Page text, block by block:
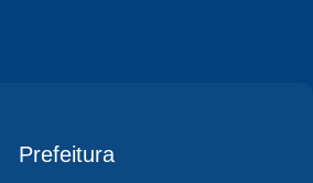
Prefeitura